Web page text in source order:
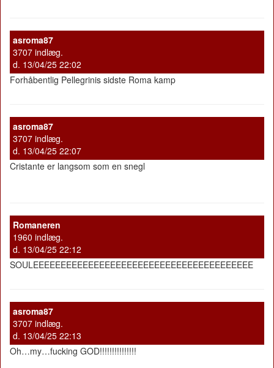
asroma87
3707 indlæg.
d. 13/04/25 22:02
Forhåbentlig Pellegrinis sidste Roma kamp
asroma87
3707 indlæg.
d. 13/04/25 22:07
Cristante er langsom som en snegl
Romaneren
1960 indlæg.
d. 13/04/25 22:12
SOULEEEEEEEEEEEEEEEEEEEEEEEEEEEEEEEEEEEEEEEE
asroma87
3707 indlæg.
d. 13/04/25 22:13
Oh…my…fucking GOD!!!!!!!!!!!!!!!